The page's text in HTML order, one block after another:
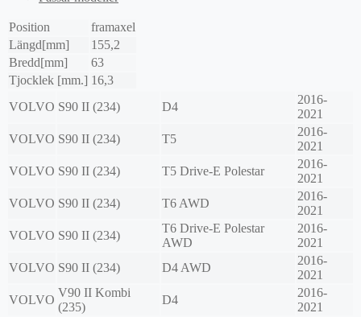
Position
framaxel
Längd[mm]
155,2
Bredd[mm]
63
Tjocklek [mm.] 16,3
VOLVO S90 II (234) D4
2016-
2021
VOLVO S90 II (234) T5
2016-
2021
VOLVO S90 II (234) T5 Drive-E Polestar
2016-
2021
VOLVO S90 II (234) T6 AWD
2016-
2021
VOLVO S90 II (234)
T6 Drive-E Polestar
AWD
2016-
2021
VOLVO S90 II (234) D4 AWD
2016-
2021
VOLVO
V90 II Kombi
(235)
D4
2016-
2021